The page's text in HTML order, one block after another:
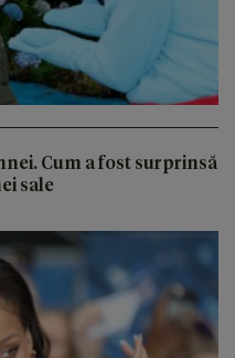
Cum a fost surprinsă
sale